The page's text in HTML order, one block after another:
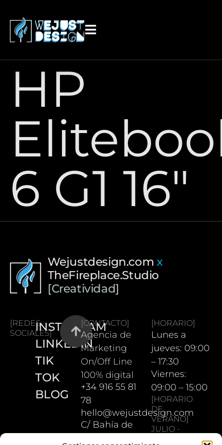
HP
6 G1 16″
Wejustdesign.com x
TheFireplace.Studio
[Creatividad]
[REDES
SOCIALES]INSTAGRAM
LINKEDIN
TIK
TOK
BLOG
[CONTACTO]
Agencia de
Marketing
On/Off Line
100% digital
+34 916 55 81
78
hello@wejustdesign.com
C/ Bahía de
[HORARIO]
Lunes a
jueves: 09:00
– 17:30
Viernes:
09:00 – 15:00
[HORARIO
DE
VERANO]
JULIO -